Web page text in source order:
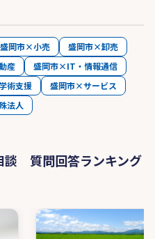
盛岡市×小売
盛岡市×卸売
産
盛岡市×IT・情報通信
術支援
盛岡市×サービス
法人
談 質問回答ランキング